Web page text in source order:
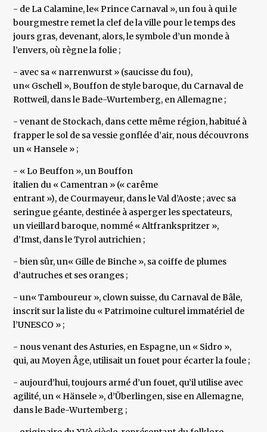
- de La Calamine, le« Prince Carnaval », un fou à qui le
bourgmestre remet la clef de la ville pour le temps des
jours gras, devenant, alors, le symbole d’un monde à
l’envers, où règne la folie ;
- avec sa « narrenwurst » (saucisse du fou),
un« Gschell », Bouffon de style baroque, du Carnaval de
Rottweil, dans le Bade-Wurtemberg, en Allemagne ;
- venant de Stockach, dans cette même région, habitué à
frapper le sol de sa vessie gonflée d’air, nous découvrons
un « Hansele » ;
- « Lo Beuffon », un Bouffon
italien du « Camentran » (« carême
entrant »), de Courmayeur, dans le Val d’Aoste ; avec sa
seringue géante, destinée à asperger les spectateurs,
un vieillard baroque, nommé « Altfrankspritzer »,
d’Imst, dans le Tyrol autrichien ;
- bien sûr, un« Gille de Binche », sa coiffe de plumes
d’autruches et ses oranges ;
- un« Tamboureur », clown suisse, du Carnaval de Bâle,
inscrit sur la liste du « Patrimoine culturel immatériel de
l’UNESCO » ;
- nous venant des Asturies, en Espagne, un « Sidro »,
qui, au Moyen Âge, utilisait un fouet pour écarter la foule ;
- aujourd’hui, toujours armé d’un fouet, qu’il utilise avec
agilité, un « Hänsele », d’Überlingen, sise en Allemagne,
dans le Bade-Wurtemberg ;